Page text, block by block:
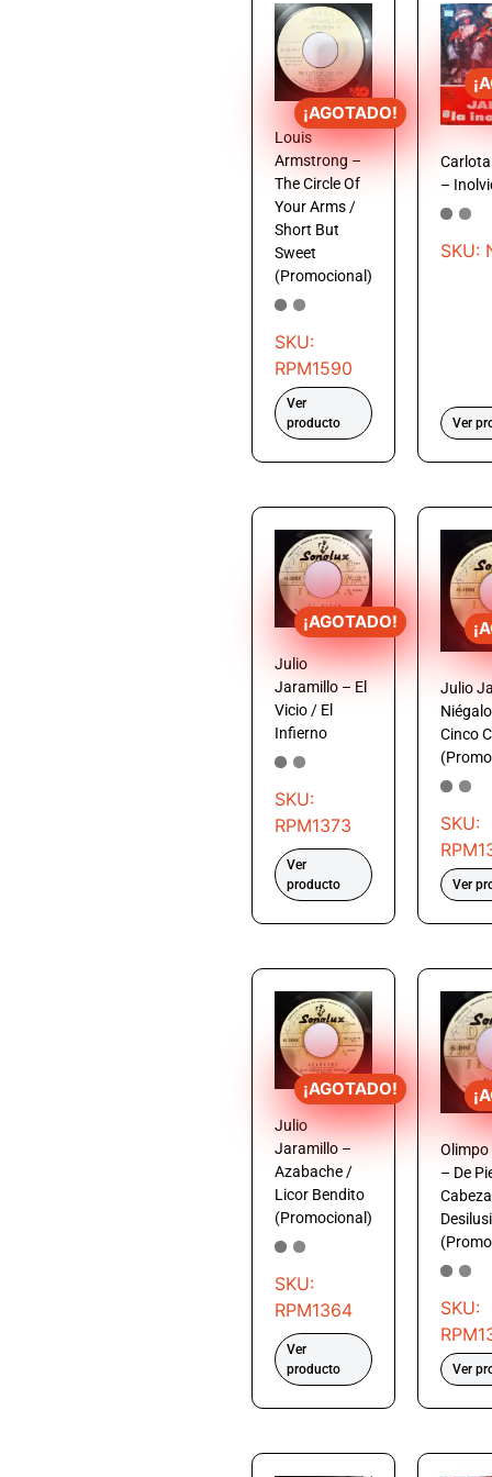
¡AGOTADO!
Louis
Armstrong –
The Circle Of
Your Arms /
Short But
Sweet
(Promocional)
SKU:
RPM1590
Ver
producto
–
SKU:
Ver
¡AGOTADO!
Julio
Jaramillo – El
Vicio / El
Infierno
SKU:
RPM1373
Ver
producto
Julio
Cinco
SKU:
Ver
¡AGOTADO!
Julio
Jaramillo –
Azabache /
Licor Bendito
(Promocional)
SKU:
RPM1364
Ver
producto
Olimpo
– De
SKU:
Ver